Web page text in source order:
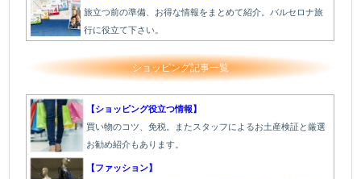
旅立つ前の準備、お得な情報をまとめて紹介。バルセロナ旅
行に役立て下さい。
ショッピング記事一覧
【ショッピング役立つ情報】
買い物のコツ、免税。またスタッフによるお土産検証と厳選
お勧め紹介もあります。
【ファッション】